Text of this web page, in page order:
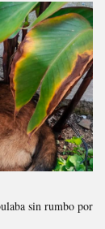
sin rumbo por